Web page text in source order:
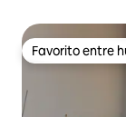
Favorito entre
Favorito entre